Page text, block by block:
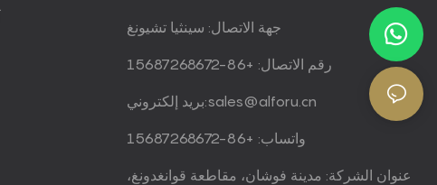
جهة الاتصال: سينثيا تشيونغ
رقم الاتصال: +86-15687268672
بريد إلكتروني:sales@alforu.cn
واتساب: +86-15687268672
عنوان الشركة: مدينة فوشان، مقاطعة قوانغدونغ،